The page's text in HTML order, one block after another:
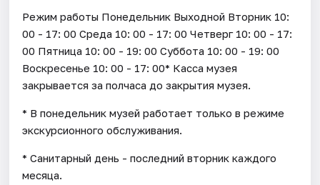
Режим работы Понедельник Выходной Вторник 10:
00 - 17: 00 Среда 10: 00 - 17: 00 Четверг 10: 00 - 17:
00 Пятница 10: 00 - 19: 00 Суббота 10: 00 - 19: 00
Воскресенье 10: 00 - 17: 00* Касса музея
закрывается за полчаса до закрытия музея.
* В понедельник музей работает только в режиме
экскурсионного обслуживания.
* Санитарный день - последний вторник каждого
месяца.